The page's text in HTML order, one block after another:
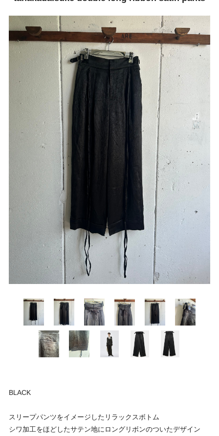
BLACK
スリープパンツをイメージしたリラックスボトム
シワ加工をほどしたサテン地にロングリボンのついたデザイン